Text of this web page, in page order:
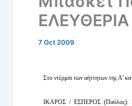
7 Oct 2009
Στο ντέρμπι των αήττητων της
ΙΚΑΡΟΣ / ΕΣΠΕΡΟΣ (Παύλος):